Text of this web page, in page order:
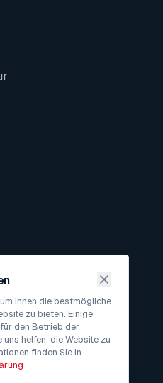
Ihnen die bestmögliche
zu bieten. Einige
den Betrieb der
helfen, die Website zu
finden Sie in